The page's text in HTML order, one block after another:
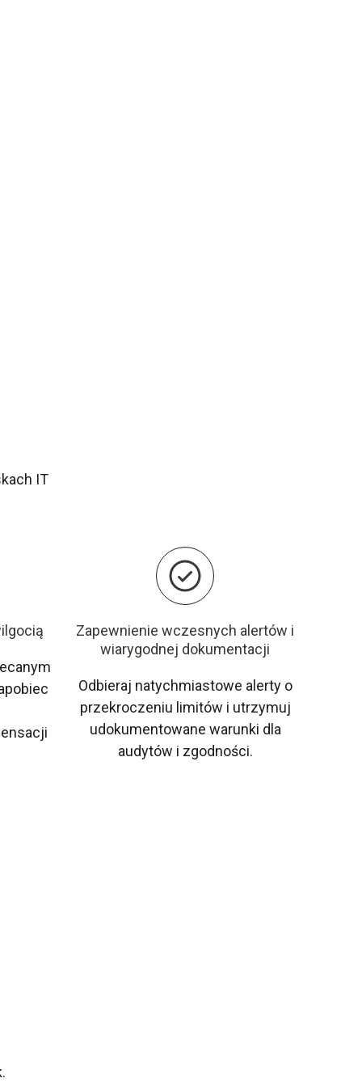
IT
Zapewnienie wczesnych alertów i
wiarygodnej dokumentacji
Odbieraj natychmiastowe alerty o
przekroczeniu limitów i utrzymuj
udokumentowane warunki dla
audytów i zgodności.